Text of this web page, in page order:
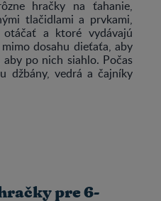
hračky na ťahanie,
tlačidlami a prvkami,
a ktoré vydávajú
dosahu dieťaťa, aby
po nich siahlo. Počas
džbány, vedrá a čajníky
pre 6-